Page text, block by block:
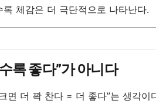
체감은 더 극단적으로 나타난다.
록 좋다”가 아니다
면 더 꽉 찬다 = 더 좋다”는 생각이